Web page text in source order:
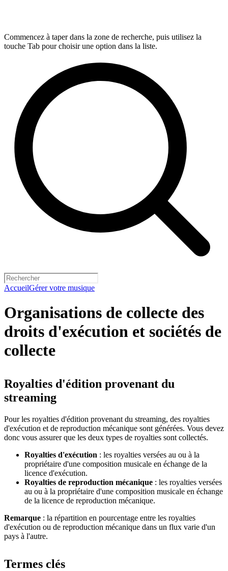
Commencez à taper dans la zone de recherche, puis utilisez la
touche Tab pour choisir une option dans la liste.
AccueilGérer votre musique
Organisations de collecte des
droits d'exécution et sociétés de
collecte
Royalties d'édition provenant du
streaming
Pour les royalties d'édition provenant du streaming, des royalties
d'exécution et de reproduction mécanique sont générées. Vous devez
donc vous assurer que les deux types de royalties sont collectés.
Royalties d'exécution : les royalties versées au ou à la
propriétaire d'une composition musicale en échange de la
licence d'exécution.
Royalties de reproduction mécanique : les royalties versées
au ou à la propriétaire d'une composition musicale en échange
de la licence de reproduction mécanique.
Remarque : la répartition en pourcentage entre les royalties
d'exécution ou de reproduction mécanique dans un flux varie d'un
pays à l'autre.
Termes clés